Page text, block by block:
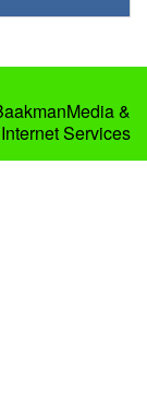
&
Services